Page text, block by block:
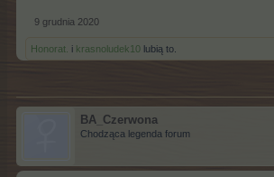
9 grudnia 2020
Honorat. i krasnoludek10 lubią to.
BA_Czerwona
Chodząca legenda forum